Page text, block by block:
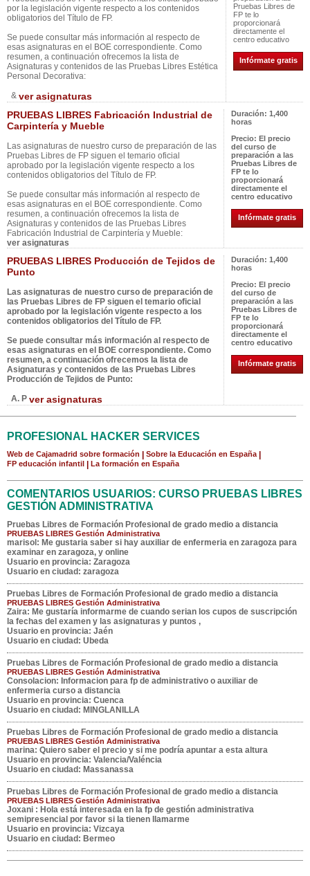
por la legislación vigente respecto a los contenidos
obligatorios del Título de FP.
Se puede consultar más información al respecto de
esas asignaturas en el BOE correspondiente. Como
resumen, a continuación ofrecemos la lista de
Asignaturas y contenidos de las Pruebas Libres Estética
Personal Decorativa:
& ver asignaturas
Pruebas Libres de
FP te lo
proporcionará
directamente el
centro educativo
Infórmate gratis
PRUEBAS LIBRES Fabricación Industrial de
Carpintería y Mueble
Las asignaturas de nuestro curso de preparación de las
Pruebas Libres de FP siguen el temario oficial
aprobado por la legislación vigente respecto a los
contenidos obligatorios del Título de FP.
Se puede consultar más información al respecto de
esas asignaturas en el BOE correspondiente. Como
resumen, a continuación ofrecemos la lista de
Asignaturas y contenidos de las Pruebas Libres
Fabricación Industrial de Carpintería y Mueble:
ver asignaturas
Duración: 1,400
horas
Precio: El precio
del curso de
preparación a las
Pruebas Libres de
FP te lo
proporcionará
directamente el
centro educativo
Infórmate gratis
PRUEBAS LIBRES Producción de Tejidos de
Punto
Las asignaturas de nuestro curso de preparación de
las Pruebas Libres de FP siguen el temario oficial
aprobado por la legislación vigente respecto a los
contenidos obligatorios del Título de FP.
Se puede consultar más información al respecto de
esas asignaturas en el BOE correspondiente. Como
resumen, a continuación ofrecemos la lista de
Asignaturas y contenidos de las Pruebas Libres
Producción de Tejidos de Punto:
A. P ver asignaturas
Duración: 1,400
horas
Precio: El precio
del curso de
preparación a las
Pruebas Libres de
FP te lo
proporcionará
directamente el
centro educativo
Infórmate gratis
PROFESIONAL HACKER SERVICES
Web de Cajamadrid sobre formación Sobre la Educación en España
FP educación infantil La formación en España
COMENTARIOS USUARIOS: CURSO PRUEBAS LIBRES
GESTIÓN ADMINISTRATIVA
Pruebas Libres de Formación Profesional de grado medio a distancia
PRUEBAS LIBRES Gestión Administrativa
marisol : Me gustaria saber si hay auxiliar de enfermeria en zaragoza para
examinar en zaragoza, y online
Usuario en provincia: Zaragoza
Usuario en ciudad: zaragoza
Pruebas Libres de Formación Profesional de grado medio a distancia
PRUEBAS LIBRES Gestión Administrativa
Zaira: Me gustaría informarme de cuando serian los cupos de suscripción
la fechas del examen y las asignaturas y puntos ,
Usuario en provincia: Jaén
Usuario en ciudad: Ubeda
Pruebas Libres de Formación Profesional de grado medio a distancia
PRUEBAS LIBRES Gestión Administrativa
Consolacion: Informacion para fp de administrativo o auxiliar de
enfermeria curso a distancia
Usuario en provincia: Cuenca
Usuario en ciudad: MINGLANILLA
Pruebas Libres de Formación Profesional de grado medio a distancia
PRUEBAS LIBRES Gestión Administrativa
marina: Quiero saber el precio y si me podría apuntar a esta altura
Usuario en provincia: Valencia/Valéncia
Usuario en ciudad: Massanassa
Pruebas Libres de Formación Profesional de grado medio a distancia
PRUEBAS LIBRES Gestión Administrativa
Joxani : Hola está interesada en la fp de gestión administrativa
semipresencial por favor si la tienen llamarme
Usuario en provincia: Vizcaya
Usuario en ciudad: Bermeo